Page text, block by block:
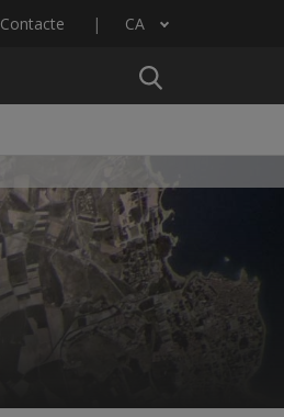
Contacte CA
Llista les accions addicionals